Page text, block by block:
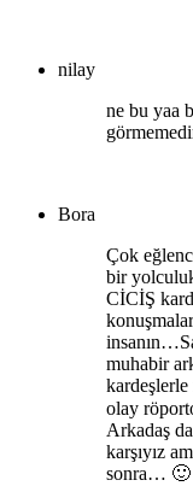
nilay
ne bu yaa
Bora
Çok
bir
CİCİŞ
muhabir
olay
Arkadaş
karşıyız
sonra… 🙂